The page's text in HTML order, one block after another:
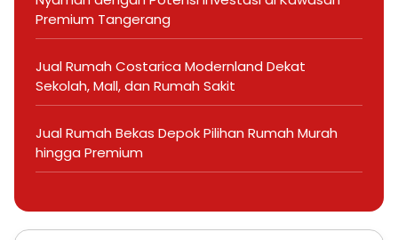
Premium Tangerang
Jual Rumah Costarica Modernland Dekat
Sekolah, Mall, dan Rumah Sakit
Jual Rumah Bekas Depok Pilihan Rumah Murah
hingga Premium